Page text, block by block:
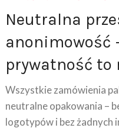
Neutralna
anonimowość
prywatność to
Wszystkie zamówienia
neutralne opakowania –
logotypów i bez żadnych